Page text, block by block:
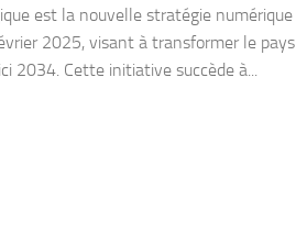
est la nouvelle stratégie numérique
2025, visant à transformer le pays
2034. Cette initiative succède à...